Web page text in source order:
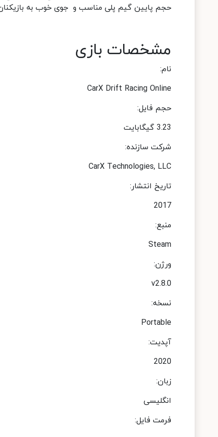
حجم پایین گیم پلی مناسب و جوی خوب به
مشخصات بازی
نام:
CarX Drift Racing Online
حجم فایل:
3.23 گیگابایت
شرکت سازنده:
CarX Technologies, LLC
تاریخ انتشار:
2017
منبع:
Steam
ورژن:
v2.8.0
نسخه:
Portable
آپدیت:
2020
زبان:
انگلیسی
فرمت فایل: